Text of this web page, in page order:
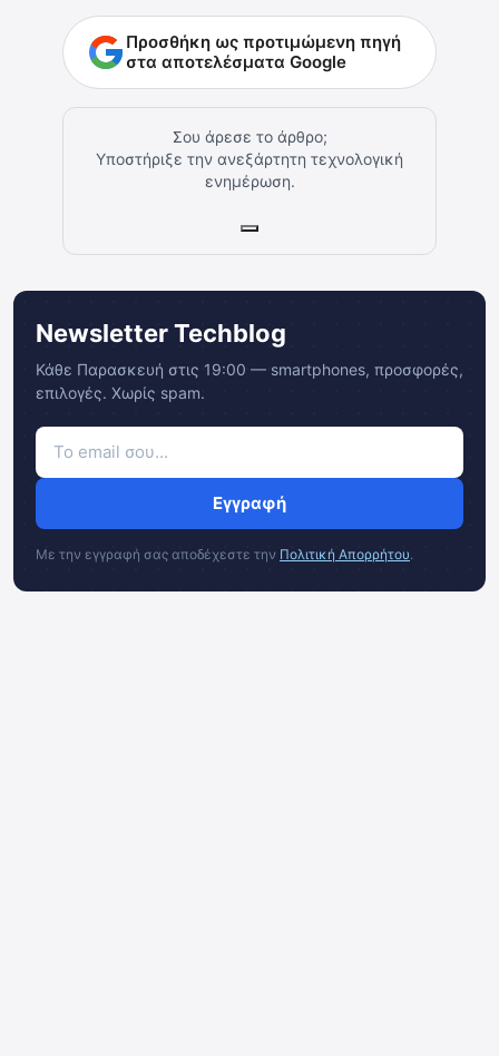
Προσθήκη ως προτιμώμενη πηγή
στα αποτελέσματα Google
Σου άρεσε το άρθρο;
Υποστήριξε την ανεξάρτητη τεχνολογική
ενημέρωση.
Newsletter Techblog
Κάθε Παρασκευή στις 19:00 — smartphones, προσφορές,
επιλογές. Χωρίς spam.
Εγγραφή
Με την εγγραφή σας αποδέχεστε την Πολιτική Απορρήτου.